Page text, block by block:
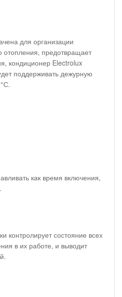
для организации
отопления, предотвращает
кондиционер Electrolux
поддерживать дежурную
как время включения,
контролирует состояние всех
в их работе, и выводит